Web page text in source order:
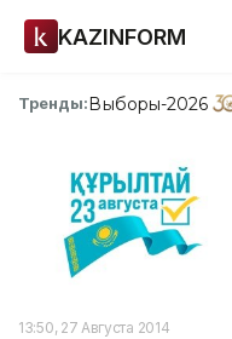
KAZINFORM
Тренды:Выборы-2026
13:50, 27 Августа 2014